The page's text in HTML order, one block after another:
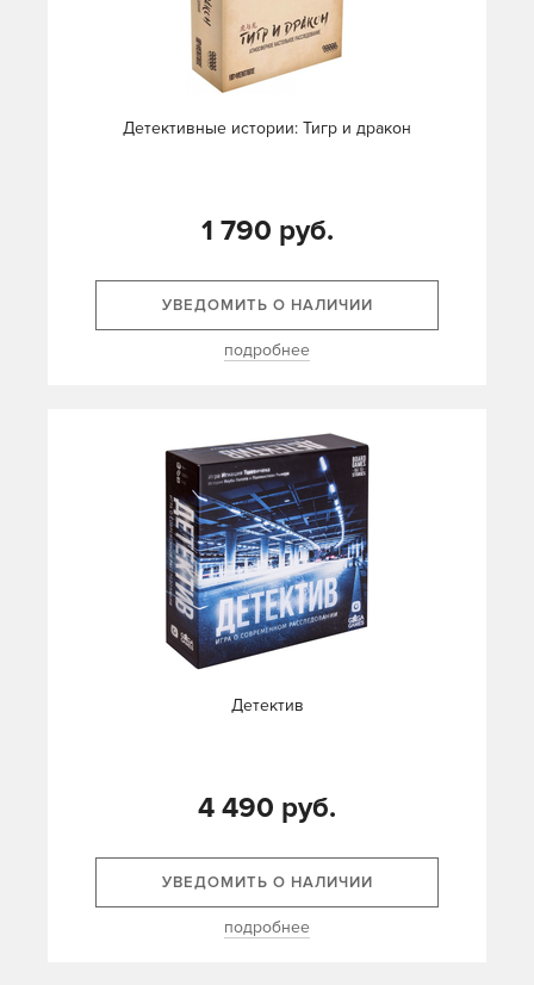
Детективные истории: Тигр и дракон
1 790 руб.
УВЕДОМИТЬ О НАЛИЧИИ
подробнее
Детектив
4 490 руб.
УВЕДОМИТЬ О НАЛИЧИИ
подробнее